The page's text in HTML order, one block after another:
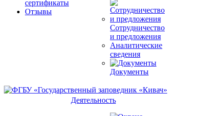
сертификаты
Отзывы
Сотрудничество
и предложения
Аналитические
сведения
Документы
Деятельность